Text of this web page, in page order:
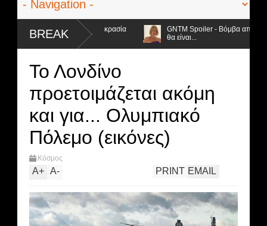
BREAK
και ανέβασε τη θερμοκρασία
GNTM Spoiler - Βόμβα από τη Βίκυ
θα είναι...
Το Λονδίνο
προετοιμάζεται ακόμη
και για... Ολυμπιακό
Πόλεμο (εικόνες)
Κόσμος
A+ A- EMAIL
PRINT